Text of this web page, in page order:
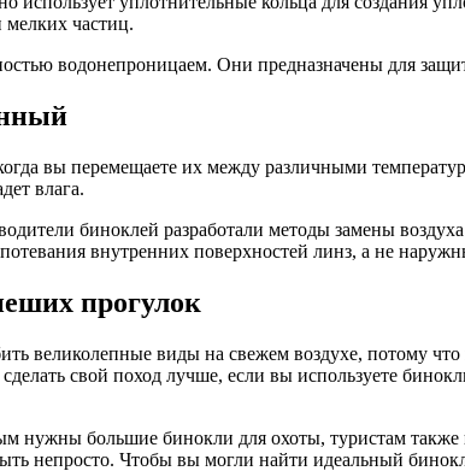
частиц.
водонепроницаем. Они предназначены для
влага.
биноклей разработали методы замены
внутренних поверхностей линз, а не
прогулок
великолепные виды на свежем воздухе, потому
свой поход лучше, если вы используете
нужны большие бинокли для охоты, туристам
непросто. Чтобы вы могли найти идеальный